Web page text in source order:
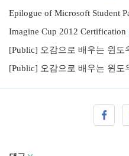
Imagine Cup 2012 Certification